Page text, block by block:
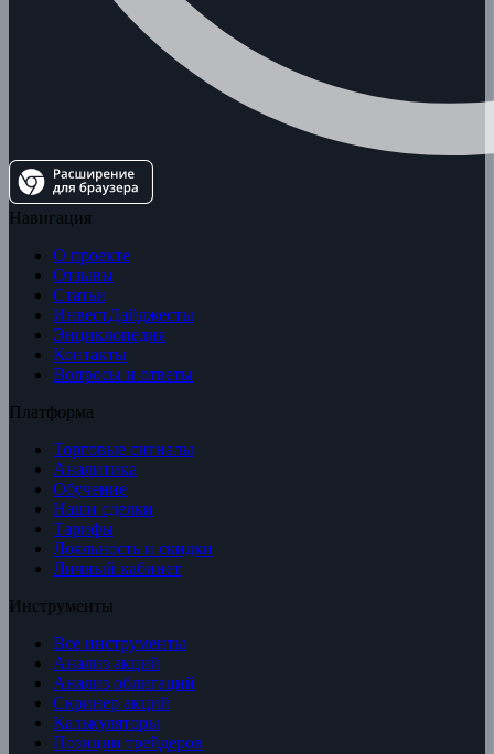
Навигация
О проекте
Отзывы
Статьи
ИнвестДайджесты
Энциклопедия
Контакты
Вопросы и ответы
Платформа
Торговые сигналы
Аналитика
Обучение
Наши сделки
Тарифы
Лояльность и скидки
Личный кабинет
Инструменты
Все инструменты
Анализ акций
Анализ облигаций
Скринер акций
Калькуляторы
Позиции трейдеров